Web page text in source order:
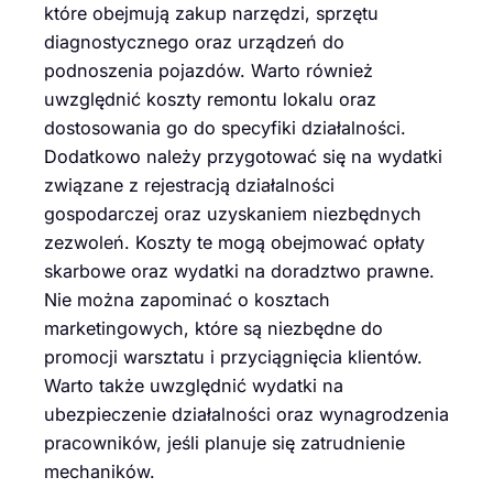
które obejmują zakup narzędzi, sprzętu
diagnostycznego oraz urządzeń do
podnoszenia pojazdów. Warto również
uwzględnić koszty remontu lokalu oraz
dostosowania go do specyfiki działalności.
Dodatkowo należy przygotować się na wydatki
związane z rejestracją działalności
gospodarczej oraz uzyskaniem niezbędnych
zezwoleń. Koszty te mogą obejmować opłaty
skarbowe oraz wydatki na doradztwo prawne.
Nie można zapominać o kosztach
marketingowych, które są niezbędne do
promocji warsztatu i przyciągnięcia klientów.
Warto także uwzględnić wydatki na
ubezpieczenie działalności oraz wynagrodzenia
pracowników, jeśli planuje się zatrudnienie
mechaników.